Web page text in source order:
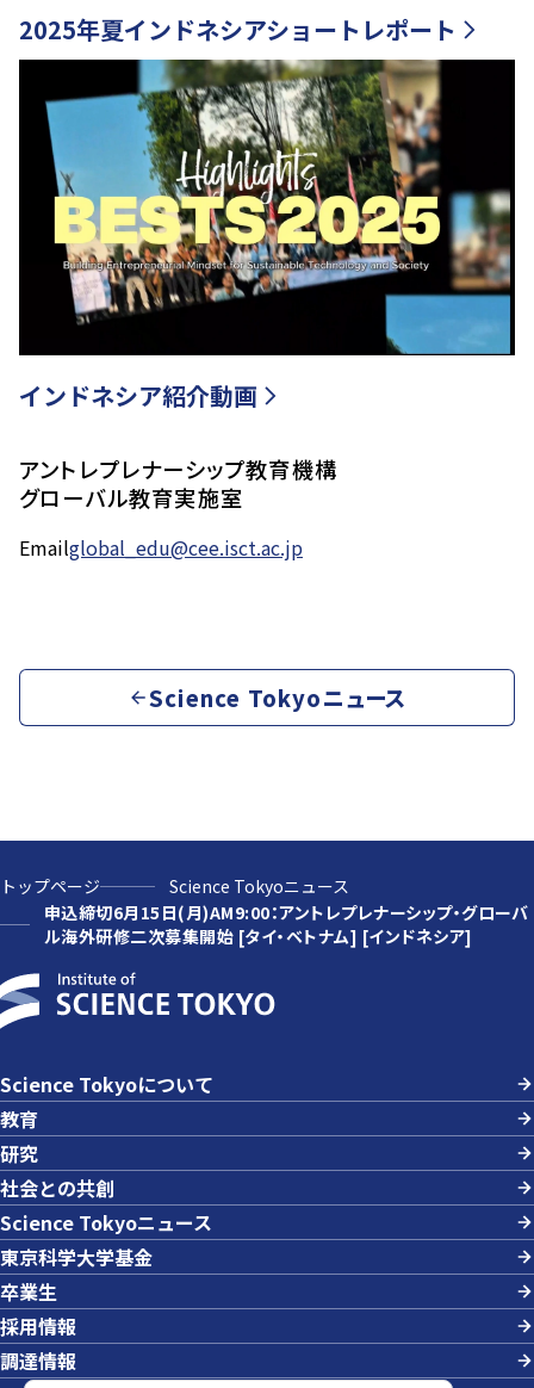
2025年夏インドネシアショートレポート
インドネシア紹介動画
アントレプレナーシップ教育機構
グローバル教育実施室
Emailglobal_edu@cee.isct.ac.jp
Science Tokyoニュース
トップページ
Science Tokyoニュース
申込締切6月15日(月)AM9:00：アントレプレナーシップ・グローバ
ル海外研修二次募集開始 [タイ・ベトナム] [インドネシア]
Science Tokyoについて
教育
研究
社会との共創
Science Tokyoニュース
東京科学大学基金
卒業生
採用情報
調達情報